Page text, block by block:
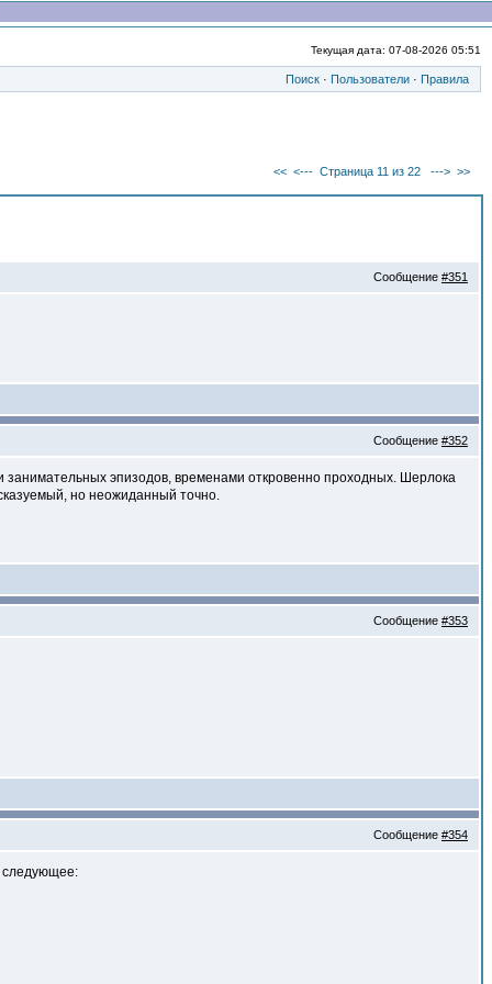
Текущая дата: 07-08-2026 05:51
Поиск · Пользователи · Правила
<< <--- Страница 11 из 22 ---> >>
Сообщение #351
Сообщение #352
занимательных эпизодов, временами откровенно проходных. Шерлока
но неожиданный точно.
Сообщение #353
Сообщение #354
следующее: